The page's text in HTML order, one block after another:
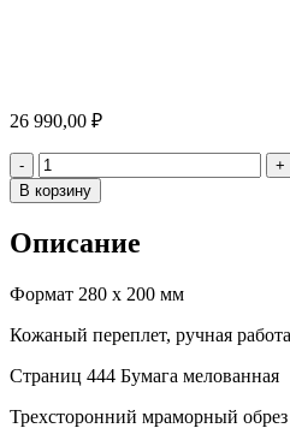
26 990,00 ₽
- Количество
+
В корзину
Описание
Формат 280 х 200 мм
Кожаный переплет, ручная работа
Страниц 444 Бумага мелованная
Трехсторонний мраморный обрез